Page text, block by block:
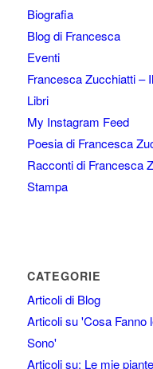
Biografia
Blog di Francesca
Eventi
Francesca Zucchiatti –
Libri
My Instagram Feed
Poesia di Francesca
Racconti di Francesca
Stampa
CATEGORIE
Articoli di Blog
Articoli su 'Cosa Fanno
Sono'
Articoli su: Le mie